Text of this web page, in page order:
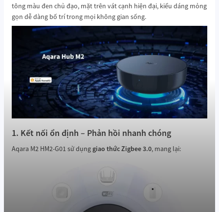
tông màu đen chủ đạo, mặt trên vát cạnh hiện đại, kiểu dáng mỏng
gọn dễ dàng bố trí trong mọi không gian sống.
1. Kết nối ổn định – Phản hồi nhanh chóng
Aqara M2 HM2-G01 sử dụnggiao thức Zigbee 3.0, mang lại: